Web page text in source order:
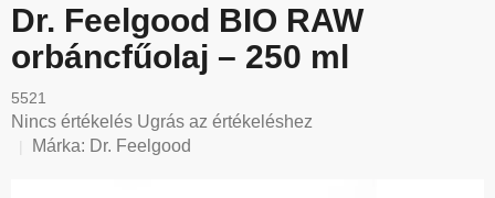
Dr. Feelgood BIO RAW
orbáncfűolaj – 250 ml
5521
A
termék
Nincs értékelés Ugrás az értékeléshez
Márka: Dr. Feelgood